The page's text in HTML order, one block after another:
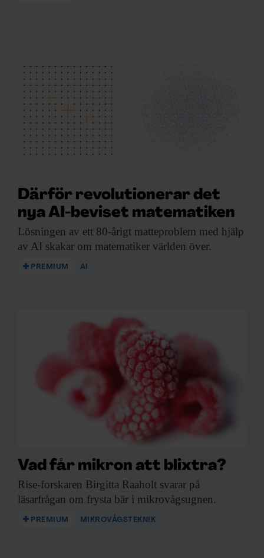
Därför revolutionerar det
nya AI-beviset matematiken
Lösningen av ett 80-årigt matteproblem med hjälp
av AI skakar om matematiker världen över.
PREMIUM AI
Vad får mikron att blixtra?
Rise-forskaren Birgitta Raaholt svarar på
läsarfrågan om frysta bär i mikrovågsugnen.
PREMIUM MIKROVÅGSTEKNIK